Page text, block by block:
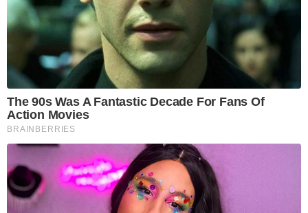
The 90s Was A Fantastic Decade For Fans Of
Action Movies
BRAINBERRIES